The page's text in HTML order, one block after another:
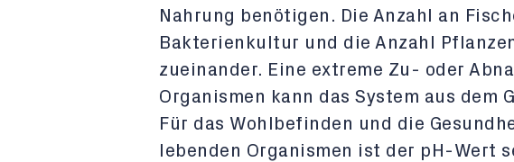
Nahrung benötigen. Die Anzahl an
Bakterienkultur und die Anzahl
zueinander. Eine extreme Zu- oder
Organismen kann das System aus dem
Für das Wohlbefinden und die
lebenden Organismen ist der pH-Wert